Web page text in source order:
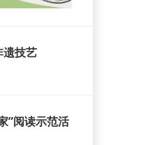
遗技艺
”阅读示范活